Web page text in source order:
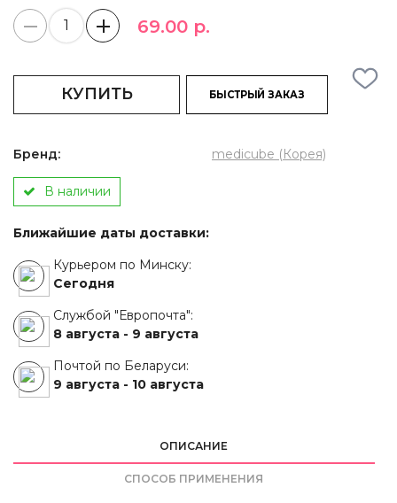
69.00 р.
КУПИТЬ БЫСТРЫЙ ЗАКАЗ
Бренд: medicube (Корея)
В наличии
Ближайшие даты доставки:
Курьером по Минску:
Сегодня
Службой "Европочта":
8 августа - 9 августа
Почтой по Беларуси:
9 августа - 10 августа
ОПИСАНИЕ
СПОСОБ ПРИМЕНЕНИЯ